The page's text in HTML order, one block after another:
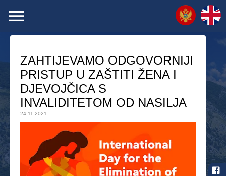
ZAHTIJEVAMO ODGOVORNIJI
PRISTUP U ZAŠTITI ŽENA I
DJEVOJČICA S
INVALIDITETOM OD NASILJA
24.11.2021